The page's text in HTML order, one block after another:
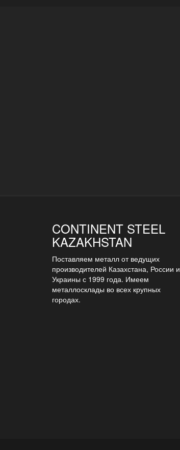
CONTINENT STEEL
KAZAKHSTAN
Поставляем металл от ведущих
производителей Казахстана, России и
Украины с 1999 года. Имеем
металлосклады во всех крупных
городах.